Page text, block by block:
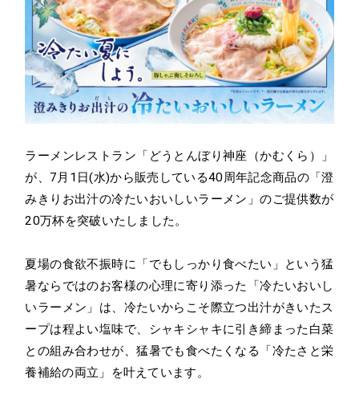
ラーメンレストラン「どうとんぼり神座（かむくら）」
が、7月1日(水)から販売している40周年記念商品の「澄
みきりお出汁の冷たいおいしいラーメン」のご提供数が
20万杯を突破いたしました。
夏場の食欲不振時に「でもしっかり食べたい」という猛
暑ならではのお客様の心理に寄り添った「冷たいおいし
いラーメン」は、冷たいからこそ際立つ出汁がきいたス
ープは程よい塩味で、シャキシャキに引き締まった白菜
との組み合わせが、猛暑でも食べたくなる「冷たさと栄
養補給の両立」を叶えています。